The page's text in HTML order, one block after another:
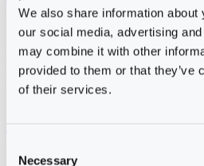
We also share information
our social media, advertising
may combine it with other
provided to them or that they’ve
of their services.
Necessary
William Carøe Aarestrup
Erik Mølgaard
Klaus Malling Olsen
Brian Zobbe
Peter Lange
Kurt Due Johansen
Niels Peter Andreasen
Jesper Tofft